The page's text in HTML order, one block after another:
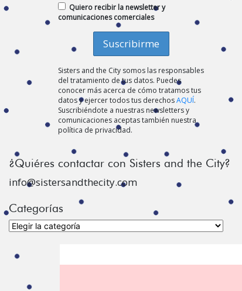
Quiero recibir la newsletter y
comunicaciones comerciales
Sisters and the City somos las responsables
del tratamiento de tus datos. Puedes
conocer más acerca de cómo tratamos tus
datos y ejercer todos tus derechosAQUÍ.
Suscribiéndote a nuestras newsletters y
comunicaciones aceptas también nuestra
política de privacidad.
¿Quiéres contactar con Sisters and the City?
info@sistersandthecity.com
Categorías
Categorías